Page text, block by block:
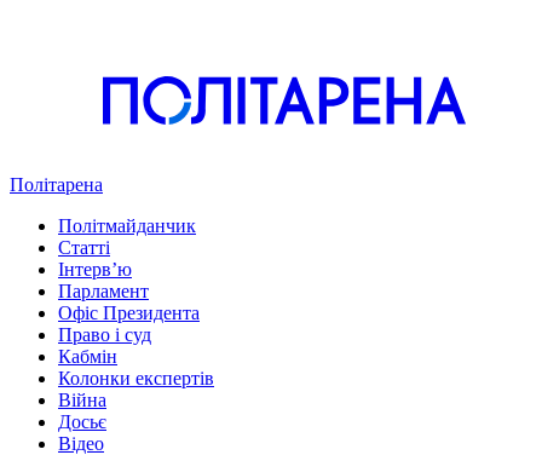
Політарена
Політмайданчик
Статті
Інтервʼю
Парламент
Офіс Президента
Право і суд
Кабмін
Колонки експертів
Війна
Досьє
Відео